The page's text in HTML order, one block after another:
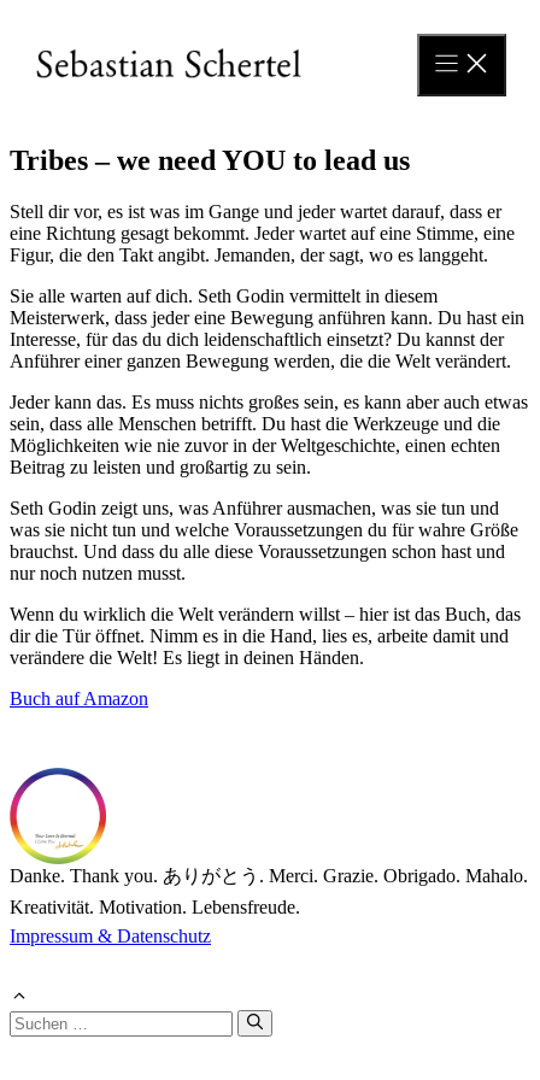
springen
Tribes – we need YOU to lead us
Stell dir vor, es ist was im Gange und jeder wartet darauf, dass er
eine Richtung gesagt bekommt. Jeder wartet auf eine Stimme, eine
Figur, die den Takt angibt. Jemanden, der sagt, wo es langgeht.
Sie alle warten auf dich. Seth Godin vermittelt in diesem
Meisterwerk, dass jeder eine Bewegung anführen kann. Du hast ein
Interesse, für das du dich leidenschaftlich einsetzt? Du kannst der
Anführer einer ganzen Bewegung werden, die die Welt verändert.
Jeder kann das. Es muss nichts großes sein, es kann aber auch etwas
sein, dass alle Menschen betrifft. Du hast die Werkzeuge und die
Möglichkeiten wie nie zuvor in der Weltgeschichte, einen echten
Beitrag zu leisten und großartig zu sein.
Seth Godin zeigt uns, was Anführer ausmachen, was sie tun und
was sie nicht tun und welche Voraussetzungen du für wahre Größe
brauchst. Und dass du alle diese Voraussetzungen schon hast und
nur noch nutzen musst.
Wenn du wirklich die Welt verändern willst – hier ist das Buch, das
dir die Tür öffnet. Nimm es in die Hand, lies es, arbeite damit und
verändere die Welt! Es liegt in deinen Händen.
Buch auf Amazon
Danke. Thank you. ありがとう. Merci. Grazie. Obrigado. Mahalo.
Kreativität. Motivation. Lebensfreude.
Impressum & Datenschutz
Suchen
nach: